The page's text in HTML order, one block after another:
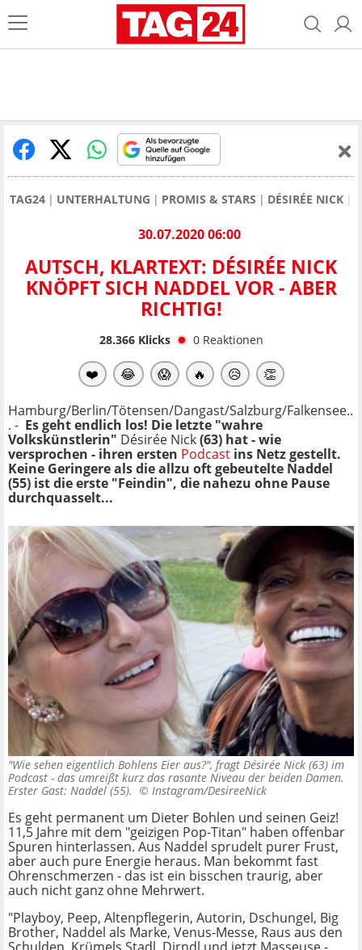
TAG24 UNTERHALTUNG PROMIS & STARS DÉSIRÉE NICK
30.07.2020 06:00
AUTSCH, KLARTEXT: DÉSIRÉE NICK
KNÖPFT SICH NADDEL VOR - ABER
RICHTIG!
28.366Klicks 0 Reaktionen
❤️ 😂 😱 🔥 😥 👏
Hamburg/Berlin/Tötensen/Dangast/Salzburg/Falkensee..
. - Es geht endlich los! Die letzte "wahre
Volkskünstlerin" Désirée Nick(63) hat - wie
versprochen - ihren ersten Podcast ins Netz gestellt.
Keine Geringere als die allzu oft gebeutelte Naddel
(55) ist die erste "Feindin", die nahezu ohne Pause
durchquasselt...
"Wie sehen eigentlich Bohlens Eier aus?", fragt Désirée Nick (63) im
Podcast - das umreißt kurz das rasante Niveau der beiden Damen.
Erster Gast: Naddel (55). © Instagram/DesireeNick
Es geht permanent um Dieter Bohlen und seinen Geiz!
11,5 Jahre mit dem "geizigen Pop-Titan" haben offenbar
Spuren hinterlassen. Aus Naddel sprudelt purer Frust,
aber auch pure Energie heraus. Man bekommt fast
Ohrenschmerzen - das ist ein bisschen traurig, aber
auch nicht ganz ohne Mehrwert.
"Playboy, Peep, Altenpflegerin, Autorin, Dschungel, Big
Brother, Naddel als Marke, Venus-Messe, Raus aus den